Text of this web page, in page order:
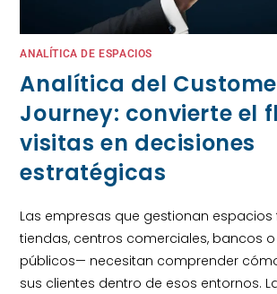
ANALÍTICA DE ESPACIOS
Analítica del
Journey: convierte el
visitas en decisiones
estratégicas
Las empresas que gestionan
tiendas, centros comerciales, bancos
públicos— necesitan comprender
sus clientes dentro de esos entornos.